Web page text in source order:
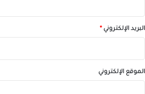
البريد الإلكتروني *
الموقع الإلكتروني